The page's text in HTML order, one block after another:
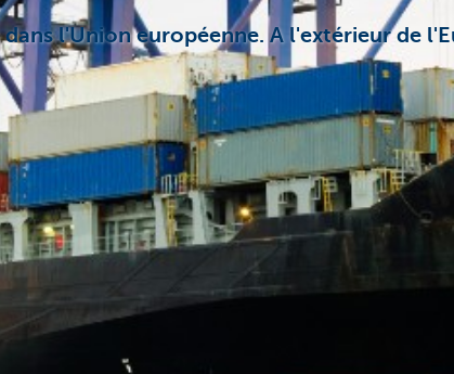
l'Union européenne. A l'extérieur de